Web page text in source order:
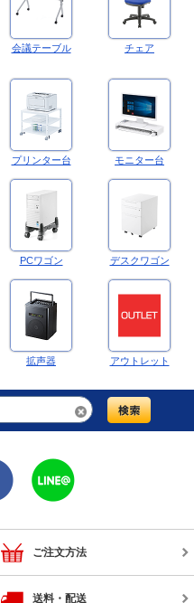
会議テーブル チェア
プリンター台 モニター台
PCワゴン デスクワゴン
拡声器 アウトレット
ご注文方法
送料・配送